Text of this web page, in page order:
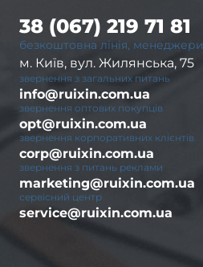
безкоштовна лінія, менеджери
38 (067) 219 71 81
м. Київ, вул. Жилянська, 75
звернення з загальних питань
info@ruixin.com.ua
звернення оптових покупців
opt@ruixin.com.ua
звернення корпоративних клієнтів
corp@ruixin.com.ua
звернення з питань реклами
marketing@ruixin.com.ua
сервісний центр
service@ruixin.com.ua